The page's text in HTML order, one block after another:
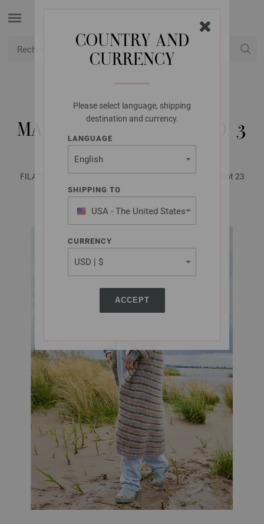
COUNTRY AND
CURRENCY
Please select language, shipping
destination and currency.
LANGUAGE
SHIPPING TO
USA - The United States
of America
CURRENCY
ACCEPT
LANA GROSSA
MANTEAU BRIGITTE NO. 3
FILATI No. 64 (Herbst/Winter 2022/23) | Modèle 39 / Tricot 23
modèle 26